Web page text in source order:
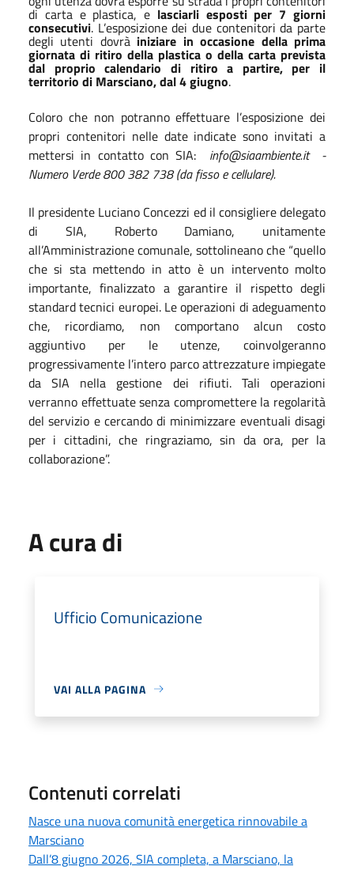
di carta e plastica, e lasciarli esposti per 7 giorni
consecutivi. L’esposizione dei due contenitori da parte
degli utenti dovrà iniziare in occasione della prima
giornata di ritiro della plastica o della carta prevista
dal proprio calendario di ritiro a partire, per il
territorio di Marsciano, dal 4 giugno.
Coloro che non potranno effettuare l’esposizione dei
propri contenitori nelle date indicate sono invitati a
mettersi in contatto con SIA:
info@siaambiente.it
-
Numero Verde 800 382 738 (da fisso e cellulare).
Il presidente Luciano Concezzi ed il consigliere delegato
di SIA, Roberto Damiano, unitamente
all’Amministrazione comunale, sottolineano che “quello
che si sta mettendo in atto è un intervento molto
importante, finalizzato a garantire il rispetto degli
standard tecnici europei. Le operazioni di adeguamento
che, ricordiamo, non comportano alcun costo
aggiuntivo per le utenze, coinvolgeranno
progressivamente l’intero parco attrezzature impiegate
da SIA nella gestione dei rifiuti. Tali operazioni
verranno effettuate senza compromettere la regolarità
del servizio e cercando di minimizzare eventuali disagi
per i cittadini, che ringraziamo, sin da ora, per la
collaborazione”.
A cura di
Ufficio Comunicazione
VAI ALLA PAGINA
Contenuti correlati
Nasce una nuova comunità energetica rinnovabile a
Marsciano
Dall’8 giugno 2026, SIA completa, a Marsciano, la